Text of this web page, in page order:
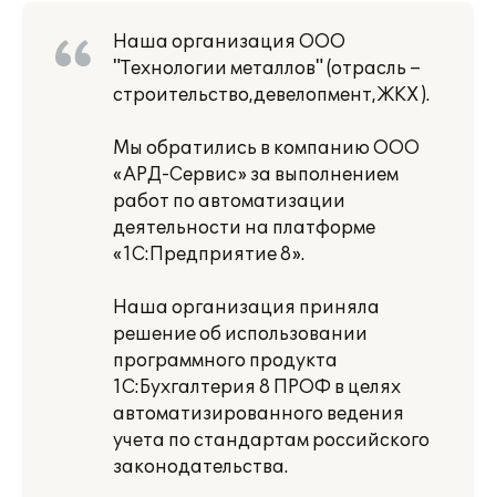
Наша организация ООО
"Технологии металлов" (отрасль –
строительство,девелопмент,ЖКХ ).
Мы обратились в компанию ООО
«АРД-Сервис» за выполнением
работ по автоматизации
деятельности на платформе
«1С:Предприятие 8».
Наша организация приняла
решение об использовании
программного продукта
1С:Бухгалтерия 8 ПРОФ в целях
автоматизированного ведения
учета по стандартам российского
законодательства.